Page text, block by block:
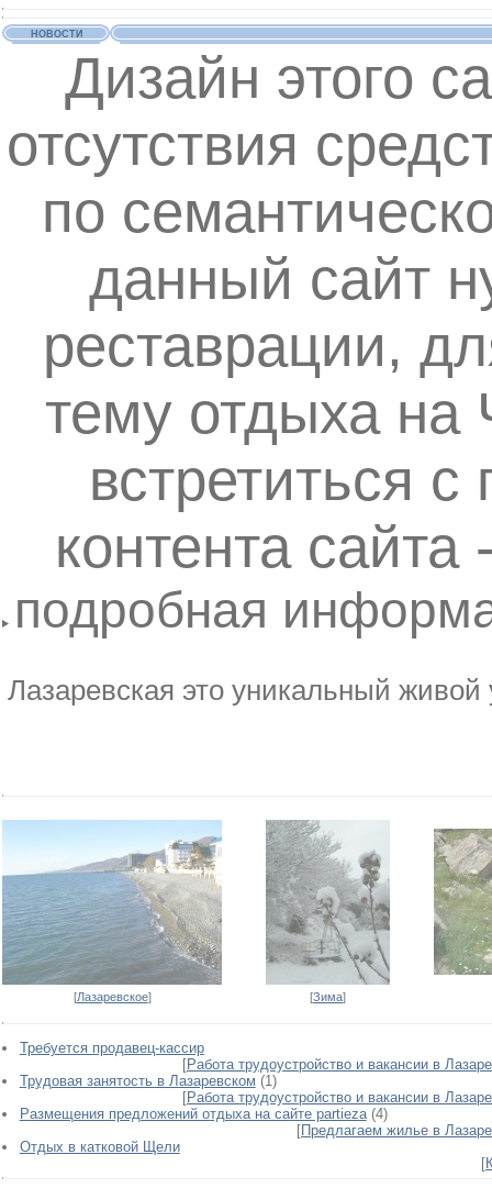
НОВОСТИ
Дизайн этого
отсутствия
по
данный сайт
реставрации,
тему отдыха
встретиться
контента сайта
подробная
Лазаревская это уникальный
[Лазаревское] [Зима]
Требуется продавец-кассир
[Работа трудоустройство и вакансии в
Трудовая занятость в Лазаревском (1)
[Работа трудоустройство и вакансии в
Размещения предложений отдыха на сайте partieza (4)
[Предлагаем жилье в
Отдых в катковой Щели
[